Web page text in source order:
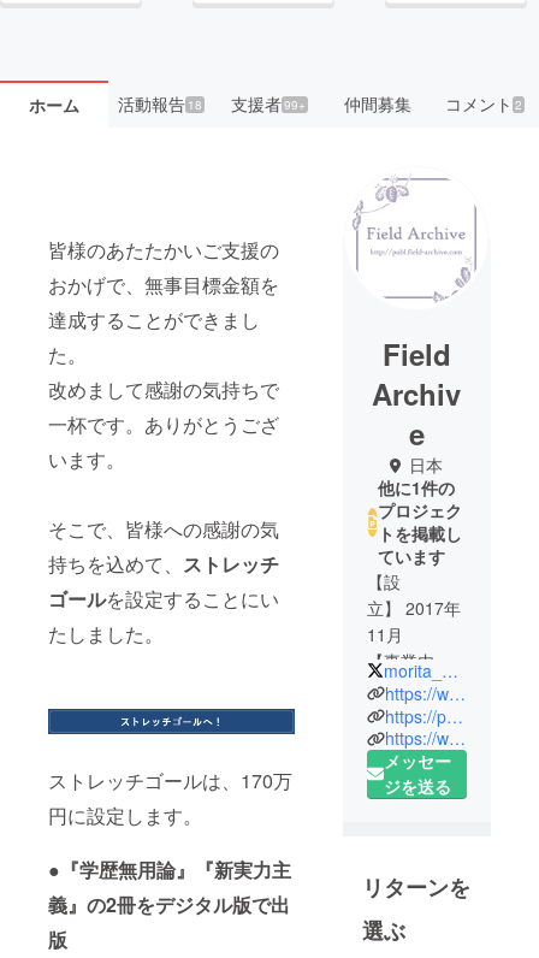
ホーム 活動報告18 支援者99+ 仲間募集 コメント 2
皆様のあたたかいご支援の
おかげで、無事目標金額を
達成することができまし
た。
改めまして感謝の気持ちで
一杯です。ありがとうござ
います。
そこで、皆様への感謝の気
持ちを込めて、 ストレッチ
ゴールを設定することにい
たしました。
ストレッチゴールは、170万
円に設定します。
●『学歴無用論』『新実力主
義』の2冊をデジタル版で出
版
Field
Archiv
e
日本
他に1件の
プロジェク
トを掲載し
ています
【設
立】 2017年
11月
【事業内
容】
フィールド
アーカイヴ
株式会社は
絶版本の復
2016年に代
表（木原智
美）の父 木
morita_book2
https://www.facebook.com/109718378040648/
https://publ.field-archive.com/
https://www.instagram.com/morita.sony.book2
メッセー
ジを送る
リターンを
選ぶ